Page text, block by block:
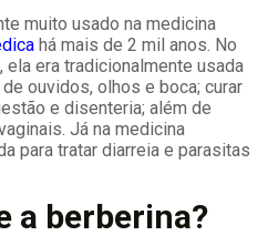
muito usado na medicina
há mais de 2 mil anos. No
era tradicionalmente usada
ouvidos, olhos e boca; curar
e disenteria; além de
Já na medicina
para tratar diarreia e parasitas
a berberina?